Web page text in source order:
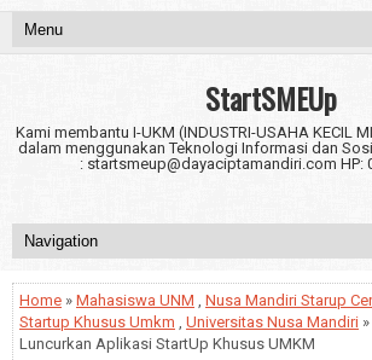
StartSMEUp
Kami membantu I-UKM (INDUSTRI-USAHA KECIL
dalam menggunakan Teknologi Informasi dan
: startsmeup@dayaciptamandiri.com HP:
Home » Mahasiswa UNM , Nusa Mandiri Starup
Startup Khusus Umkm , Universitas Nusa Mandiri
Luncurkan Aplikasi StartUp Khusus UMKM